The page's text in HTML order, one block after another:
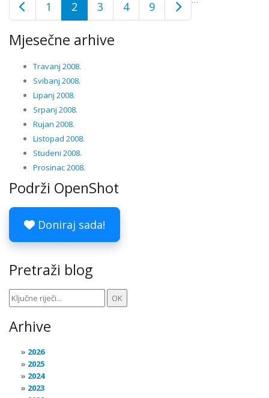
1 2 3 4 9
Mjesečne arhive
Travanj 2008.
Svibanj 2008.
Lipanj 2008.
Srpanj 2008.
Rujan 2008.
Listopad 2008.
Studeni 2008.
Prosinac 2008.
Podrži OpenShot
Doniraj sada!
Pretraži blog
Arhive
2026
2025
2024
2023